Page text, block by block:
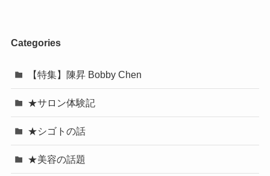
Categories
【特集】陳昇 Bobby Chen
★サロン体験記
★シゴトの話
★美容の話題